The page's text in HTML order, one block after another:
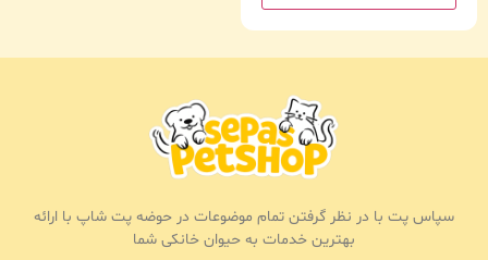
سپاس پت با در نظر گرفتن تمام موضوعات در حوضه پت شاپ با ارائه
بهترین خدمات به حیوان خانکی شما